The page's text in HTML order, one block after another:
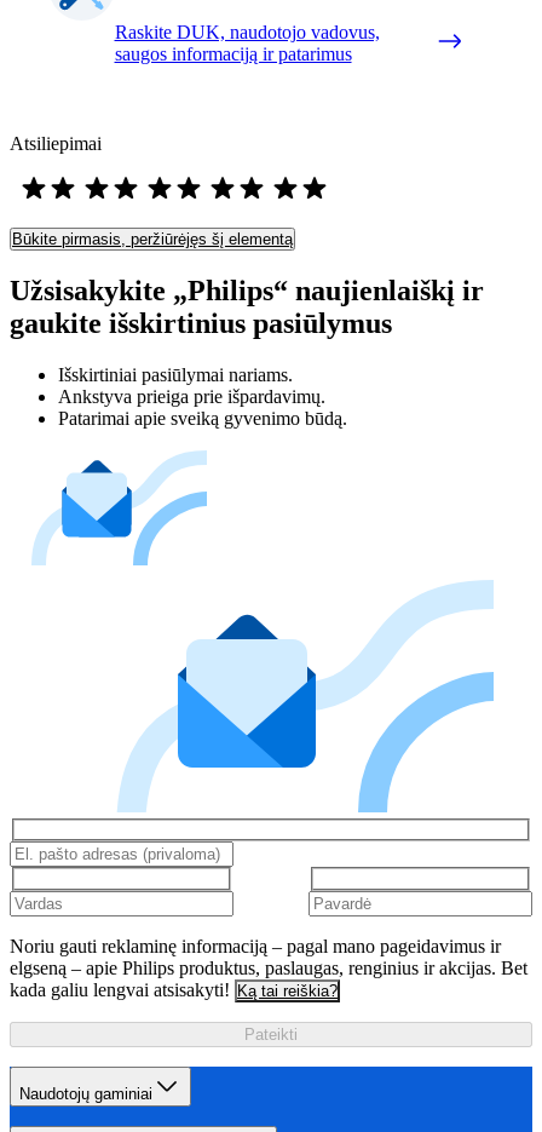
Raskite DUK, naudotojo vadovus,
saugos informaciją ir patarimus
Atsiliepimai
Būkite pirmasis, peržiūrėjęs šį elementą
Užsisakykite „Philips“ naujienlaiškį ir
gaukite išskirtinius pasiūlymus
Išskirtiniai pasiūlymai nariams.
Ankstyva prieiga prie išpardavimų.
Patarimai apie sveiką gyvenimo būdą.
Noriu gauti reklaminę informaciją – pagal mano pageidavimus ir
elgseną – apie Philips produktus, paslaugas, renginius ir akcijas. Bet
kada galiu lengvai atsisakyti! Ką tai reiškia?
Pateikti
Naudotojų gaminiai